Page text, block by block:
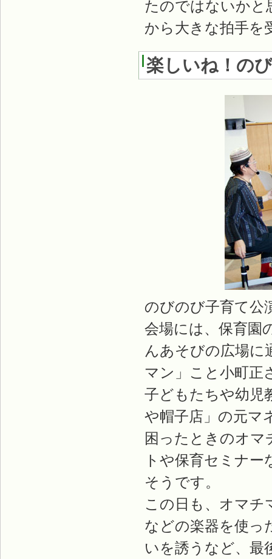
たのではないかと
から大きな拍手を
楽しいね！の
のびのび子育て公
会場には、保育園
んあそびの広場に
マン」こと小町正
子どもたちや幼児
や帽子店」の元マ
困ったときのオマ
トや保育セミナ
そうです。
この日も、オマチ
などの楽器を使っ
いを誘うなど、最